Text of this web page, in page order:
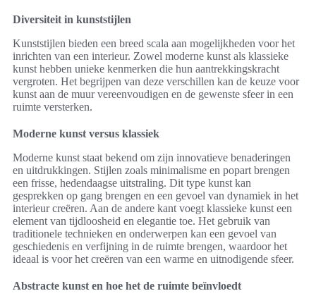
Diversiteit in kunststijlen
Kunststijlen bieden een breed scala aan mogelijkheden voor het
inrichten van een interieur. Zowel moderne kunst als klassieke
kunst hebben unieke kenmerken die hun aantrekkingskracht
vergroten. Het begrijpen van deze verschillen kan de keuze voor
kunst aan de muur vereenvoudigen en de gewenste sfeer in een
ruimte versterken.
Moderne kunst versus klassiek
Moderne kunst staat bekend om zijn innovatieve benaderingen
en uitdrukkingen. Stijlen zoals minimalisme en popart brengen
een frisse, hedendaagse uitstraling. Dit type kunst kan
gesprekken op gang brengen en een gevoel van dynamiek in het
interieur creëren. Aan de andere kant voegt klassieke kunst een
element van tijdloosheid en elegantie toe. Het gebruik van
traditionele technieken en onderwerpen kan een gevoel van
geschiedenis en verfijning in de ruimte brengen, waardoor het
ideaal is voor het creëren van een warme en uitnodigende sfeer.
Abstracte kunst en hoe het de ruimte beïnvloedt